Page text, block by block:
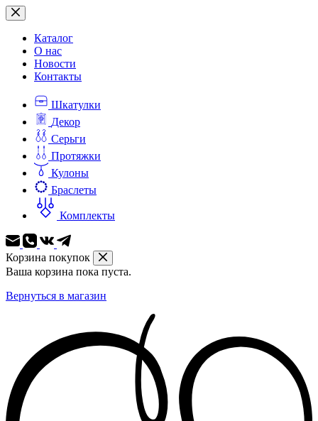
Перейти
к
сути
Каталог
О нас
Новости
Контакты
Шкатулки
Декор
Серьги
Протяжки
Кулоны
Браслеты
Комплекты
Корзина покупок
Ваша корзина пока пуста.
Вернуться в магазин